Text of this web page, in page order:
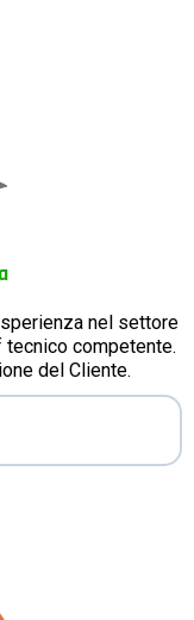
nel settore
competente.
del Cliente.